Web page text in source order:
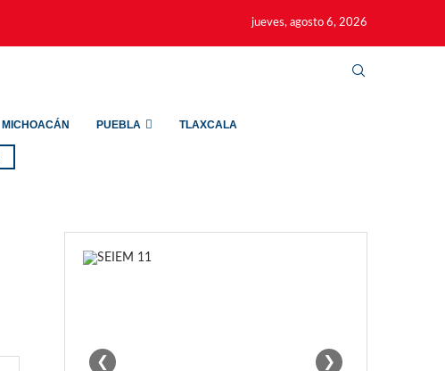
jueves, agosto 6, 2026
MICHOACÁN PUEBLA TLAXCALA
❮ ❯